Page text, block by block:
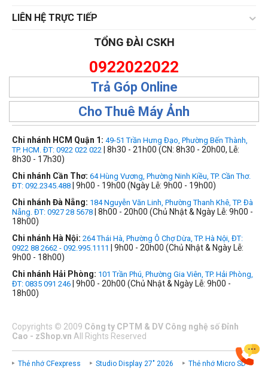
LIÊN HỆ TRỰC TIẾP
TỔNG ĐÀI CSKH
0922022022
Trả Góp Online
Cho Thuê Máy Ảnh
Chi nhánh HCM Quận 1: 49-51 Trần Hưng Đạo, Phường Bến Thành,
TP. HCM. ĐT: 0922 022 022 | 8h30 - 21h00 (CN: 8h30 - 20h00, Lễ:
8h30 - 17h30)
Chi nhánh Cần Thơ: 64 Hùng Vương, Phường Ninh Kiều, TP. Cần Thơ.
ĐT: 092.2345.488 | 9h00 - 19h00 (Ngày Lễ: 9h00 - 19h00)
Chi nhánh Đà Nẵng: 184 Nguyễn Văn Linh, Phường Thanh Khê, TP. Đà
Nẵng. ĐT: 0927 28 5678 | 8h00 - 20h00 (Chủ Nhật & Ngày Lễ: 9h00 -
18h00)
Chi nhánh Hà Nội: 264 Thái Hà, Phường Ô Chợ Dừa, TP. Hà Nội, ĐT:
0922 88 2662 - 092.995.1111
| 9h00 - 20h00 (Chủ Nhật & Ngày Lễ:
9h00 - 18h00)
Chi nhánh Hải Phòng: 101 Trần Phú, Phường Gia Viên, TP. Hải Phòng,
ĐT: 0835 091 246 | 9h00 - 20h00 (Chủ Nhật & Ngày Lễ: 9h00 -
18h00)
Copyrights © 2009 Công ty CPTM & DV Công nghệ số Đỉnh
Cao - zShop.vn All Rights Reserved
Thẻ nhớ CFexpress Studio Display 27" 2026
Thẻ nhớ Micro SD